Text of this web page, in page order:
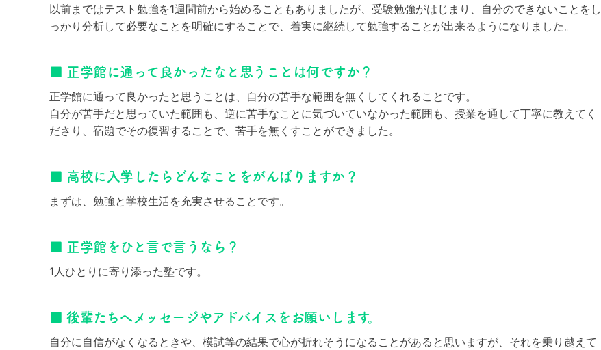
以前まではテスト勉強を1週間前から始めることもありましたが、受験勉強がはじまり、自分のできないことをし
っかり分析して必要なことを明確にすることで、着実に継続して勉強することが出来るようになりました。
■ 正学館に通って良かったなと思うことは何ですか？
正学館に通って良かったと思うことは、自分の苦手な範囲を無くしてくれることです。
自分が苦手だと思っていた範囲も、逆に苦手なことに気づいていなかった範囲も、授業を通して丁寧に教えてく
ださり、宿題でその復習することで、苦手を無くすことができました。
■ 高校に入学したらどんなことをがんばりますか？
まずは、勉強と学校生活を充実させることです。
■ 正学館をひと言で言うなら？
1人ひとりに寄り添った塾です。
■ 後輩たちへメッセージやアドバイスをお願いします。
自分に自信がなくなるときや、模試等の結果で心が折れそうになることがあると思いますが、それを乗り越えて